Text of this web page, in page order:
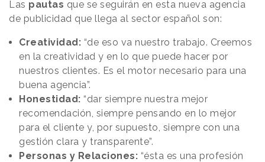
Las pautas que se seguirán en esta nueva agencia
de publicidad que llega al sector español son:
Creatividad: “de eso va nuestro trabajo. Creemos
en la creatividad y en lo que puede hacer por
nuestros clientes. Es el motor necesario para una
buena agencia”.
Honestidad: “dar siempre nuestra mejor
recomendación, siempre pensando en lo mejor
para el cliente y, por supuesto, siempre con una
gestión clara y transparente”.
Personas y Relaciones: “ésta es una profesión